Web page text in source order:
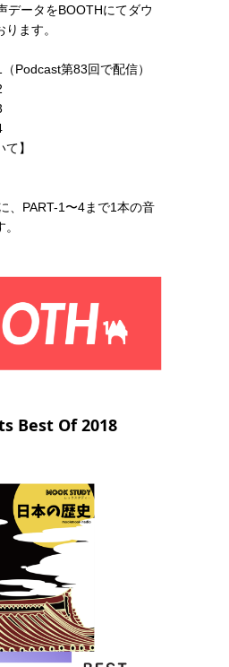
データをBOOTHにてダウ
ります。
Podcast第83回で配信）
】
、PART-1〜4まで1本の音
Best Of 2018